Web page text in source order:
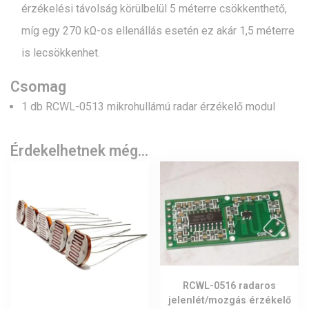
érzékelési távolság körülbelül 5 méterre csökkenthető,
míg egy 270 kΩ-os ellenállás esetén ez akár 1,5 méterre
is lecsökkenhet.
Csomag
1 db RCWL-0513 mikrohullámú radar érzékelő modul
Érdekelhetnek még…
RCWL-0516 radaros
jelenlét/mozgás érzékelő